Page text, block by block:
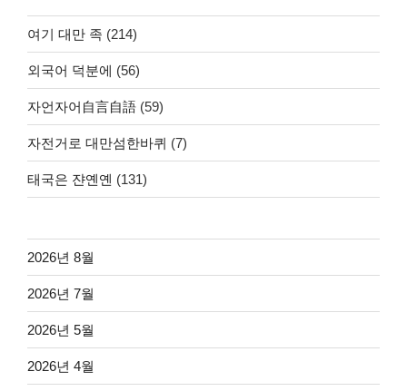
여기 대만 족 (214)
외국어 덕분에 (56)
자언자어自言自語 (59)
자전거로 대만섬한바퀴 (7)
태국은 쟌옌옌 (131)
2026년 8월
2026년 7월
2026년 5월
2026년 4월